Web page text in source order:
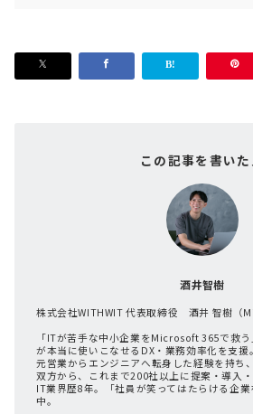
この記事を書い
酒井智樹
株式会社WITHWIT 代表取締役 酒井 智樹（
「ITが苦手な中小企業をMicrosoft 365で救
が本当に使いこなせるDX・業務効率化を支援。
元営業からエンジニアへ転身した経験を持ち
双方から、これまで200社以上に提案・導入・
IT業界歴8年。「社員が笑ってはたらける企
中。